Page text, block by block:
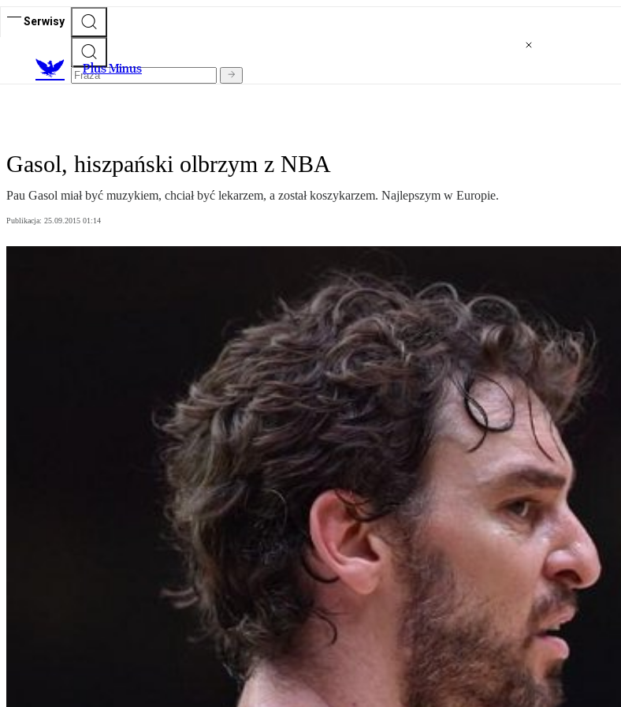
Serwisy
Plus Minus
Gasol, hiszpański olbrzym z NBA
Pau Gasol miał być muzykiem, chciał być lekarzem, a został koszykarzem. Najlepszym w Europie.
Publikacja: 25.09.2015 01:14